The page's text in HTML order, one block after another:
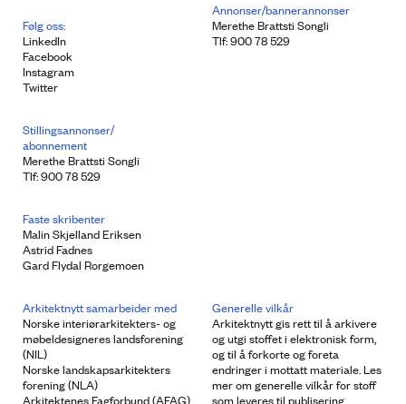
Følg oss:
LinkedIn
Facebook
Instagram
Twitter
Annonser/bannerannonser
Merethe Brattsti Songli
Tlf: 900 78 529
Stillingsannonser/
abonnement
Merethe Brattsti Songli
Tlf: 900 78 529
Faste skribenter
Malin Skjelland Eriksen
Astrid Fadnes
Gard Flydal Rorgemoen
Arkitektnytt samarbeider med
Norske interiørarkitekters- og
møbeldesigneres landsforening
(NIL)
Norske landskapsarkitekters
forening (NLA)
Arkitektenes Fagforbund (AFAG)
Generelle vilkår
Arkitektnytt gis rett til å arkivere
og utgi stoffet i elektronisk form,
og til å forkorte og foreta
endringer i mottatt materiale. Les
mer om generelle vilkår for stoff
som leveres til publisering.